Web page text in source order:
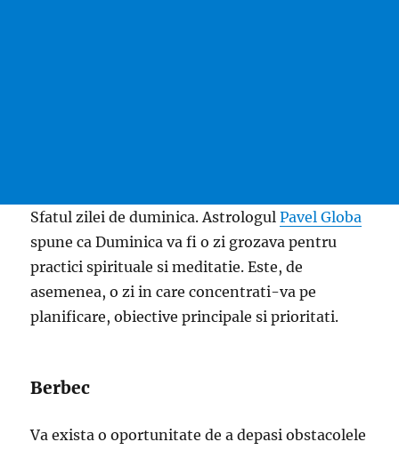
Sfatul zilei de duminica. AstrologulPavel Globa
spune ca Duminica va fi o zi grozava pentru
practici spirituale si meditatie. Este, de
asemenea, o zi in care concentrati-va pe
planificare, obiective principale si prioritati.
Berbec
Va exista o oportunitate de a depasi obstacolele